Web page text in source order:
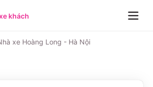
khách
xe Hoàng Long - Hà Nội